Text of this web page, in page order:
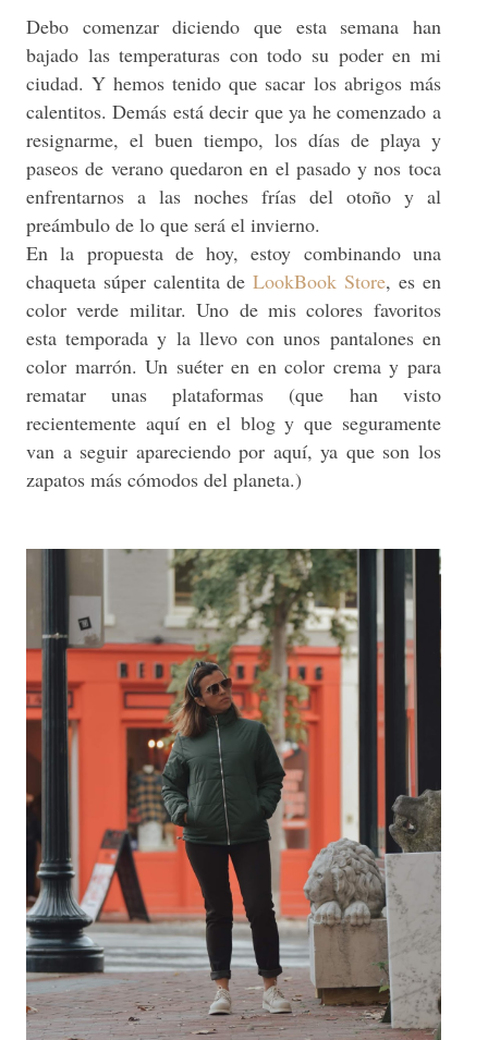
Debo comenzar diciendo que esta semana han
bajado las temperaturas con todo su poder en mi
ciudad. Y hemos tenido que sacar los abrigos más
calentitos. Demás está decir que ya he comenzado a
resignarme, el buen tiempo, los días de playa y
paseos de verano quedaron en el pasado y nos toca
enfrentarnos a las noches frías del otoño y al
preámbulo de lo que será el invierno.
En la propuesta de hoy, estoy combinando una
chaqueta súper calentita deLookBook Store, es en
color verde militar. Uno de mis colores favoritos
esta temporada y la llevo con unos pantalones en
color marrón. Un suéter en en color crema y para
rematar unas plataformas (que han visto
recientemente aquí en el blog y que seguramente
van a seguir apareciendo por aquí, ya que son los
zapatos más cómodos del planeta.)